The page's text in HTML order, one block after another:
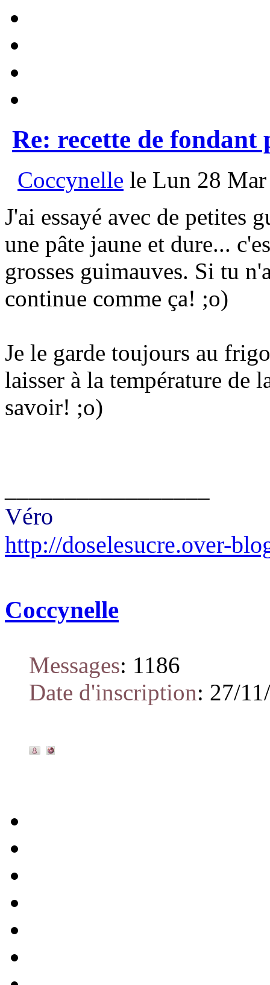
Re: recette de fondant
Coccynelle le Lun 28
J'ai essayé avec de petites
une pâte jaune et dure...
grosses guimauves. Si tu
continue comme ça! ;o)
Je le garde toujours au
laisser à la température de
savoir! ;o)
Véro
http://doselesucre.over-
Coccynelle
Messages: 1186
Date d'inscription: 27/